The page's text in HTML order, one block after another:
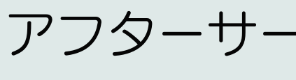
アフターサ